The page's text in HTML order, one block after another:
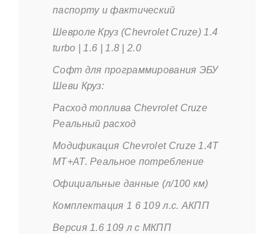
паспорту и фактический
Шевроле Круз (Chevrolet Cruze) 1.4
turbo | 1.6 | 1.8 | 2.0
Софт для программирования ЭБУ
Шеви Круз:
Расход топлива Chevrolet Cruze
Реальный расход
Модификация Chevrolet Cruze 1.4T
MT+AT. Реальное потребление
Официальные данные (л/100 км)
Комплектация 1 6 109 л.с. АКПП
Версия 1.6 109 л с МКПП